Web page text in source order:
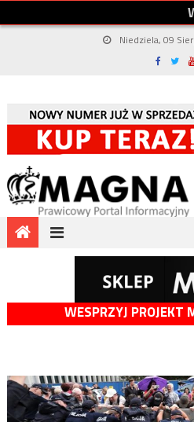
Niedziela, 09
WESPRZYJ PROJEKT